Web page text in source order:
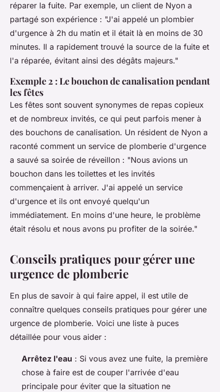
réparer la fuite. Par exemple, un client de Nyon a
partagé son expérience : "J'ai appelé un plombier
d'urgence à 2h du matin et il était là en moins de 30
minutes. Il a rapidement trouvé la source de la fuite et
l'a réparée, évitant ainsi des dégâts majeurs."
Exemple 2 : Le bouchon de canalisation pendant
les fêtes
Les fêtes sont souvent synonymes de repas copieux
et de nombreux invités, ce qui peut parfois mener à
des bouchons de canalisation. Un résident de Nyon a
raconté comment un service de plomberie d'urgence
a sauvé sa soirée de réveillon : "Nous avions un
bouchon dans les toilettes et les invités
commençaient à arriver. J'ai appelé un service
d'urgence et ils ont envoyé quelqu'un
immédiatement. En moins d'une heure, le problème
était résolu et nous avons pu profiter de la soirée."
Conseils pratiques pour gérer une
urgence de plomberie
En plus de savoir à qui faire appel, il est utile de
connaître quelques conseils pratiques pour gérer une
urgence de plomberie. Voici une liste à puces
détaillée pour vous aider :
Arrêtez l'eau : Si vous avez une fuite, la première
chose à faire est de couper l'arrivée d'eau
principale pour éviter que la situation ne